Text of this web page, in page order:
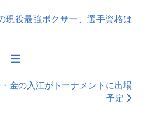
現役最強ボクサー、選手資格は
金の入江がトーナメントに出場
予定